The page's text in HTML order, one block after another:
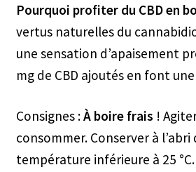
Pourquoi profiter du CBD en
vertus naturelles du
une sensation d’apaisement
mg de CBD ajoutés en font
Consignes :À boire frais !
consommer. Conserver à
température inférieure à 25